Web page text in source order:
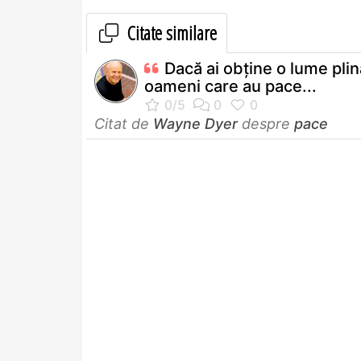
Citate similare
Dacă ai obţine o lume
oameni care au pace...
Citat de Wayne Dyerdespre pace